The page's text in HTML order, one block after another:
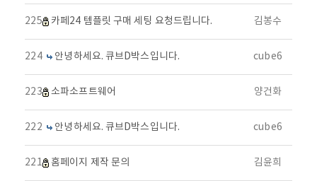
225 카페24 템플릿 구매 세팅 요청드립니다. 김봉수
224 안녕하세요. 큐브D박스입니다. cube6
223 소파소프트웨어 양건화
222 안녕하세요. 큐브D박스입니다. cube6
221 홈페이지 제작 문의 김윤희